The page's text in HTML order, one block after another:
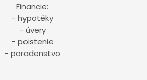
Financie:
- hypotéky
- úvery
- poistenie
- poradenstvo